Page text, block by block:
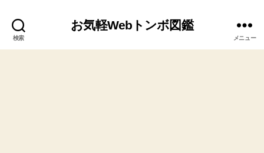
検索
お気軽Webトンボ図鑑
メニュー